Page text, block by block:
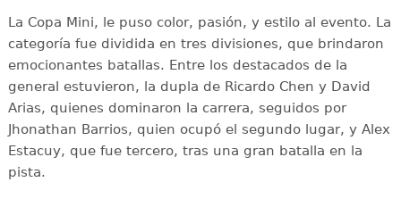
La Copa Mini, le puso color, pasión, y estilo al evento. La
categoría fue dividida en tres divisiones, que brindaron
emocionantes batallas. Entre los destacados de la
general estuvieron, la dupla de Ricardo Chen y David
Arias, quienes dominaron la carrera, seguidos por
Jhonathan Barrios, quien ocupó el segundo lugar, y Alex
Estacuy, que fue tercero, tras una gran batalla en la
pista.